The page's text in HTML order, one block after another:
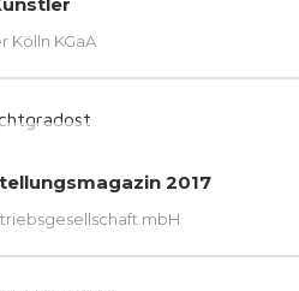
Kölln KGaA
2017
mbH